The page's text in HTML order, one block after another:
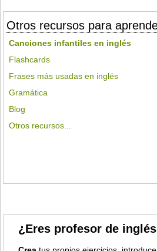
Otros recursos para
Canciones infantiles en inglés
Flashcards
Frases más usadas en inglés
Gramática
Blog
Otros recursos...
¿Eres profesor de